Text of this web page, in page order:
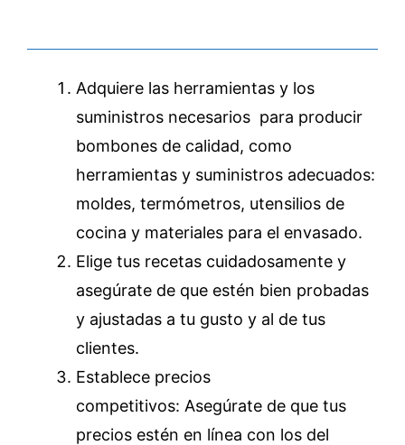
Adquiere las herramientas y los
suministros necesarios para producir
bombones de calidad, como
herramientas y suministros adecuados:
moldes, termómetros, utensilios de
cocina y materiales para el envasado.
Elige tus recetas cuidadosamente y
asegúrate de que estén bien probadas
y ajustadas a tu gusto y al de tus
clientes.
Establece precios
competitivos: Asegúrate de que tus
precios estén en línea con los del